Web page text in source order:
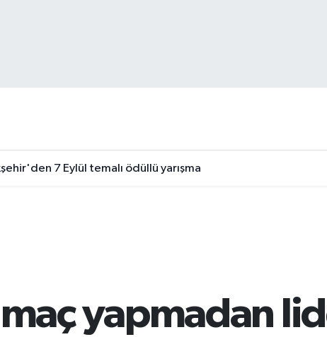
7 Eylül temalı ödüllü yarışma
yapmadan